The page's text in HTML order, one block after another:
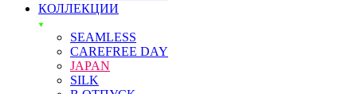
КОЛЛЕКЦИИ
SEAMLESS
CAREFREE DAY
JAPAN
SILK